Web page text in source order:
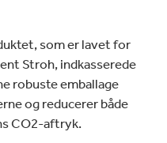
som er lavet for
Stroh, indkasserede
robuste emballage
og reducerer både
CO2-aftryk.